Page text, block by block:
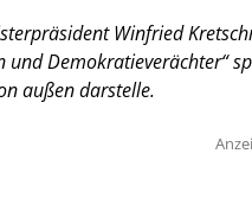
Winfried
und Demokratieverächter“
außen darstelle.